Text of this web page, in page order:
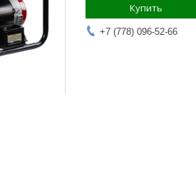
Купить
+7 (778) 096-52-66